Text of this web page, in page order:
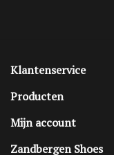
Klantenservice
Producten
Mijn account
Zandbergen Shoes